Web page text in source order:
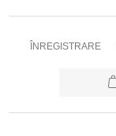
ÎNREGISTRARE